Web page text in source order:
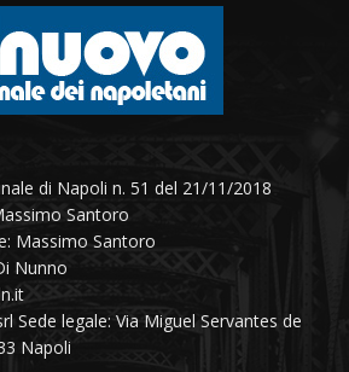
di Napoli n. 51 del 21/11/2018
Santoro
Massimo Santoro
Nunno
Sede legale: Via Miguel Servantes de
Napoli